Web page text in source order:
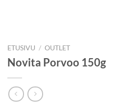
ETUSIVU / OUTLET
Novita Porvoo 150g